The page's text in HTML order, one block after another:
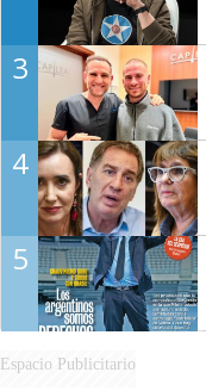
3
4
5
Espacio Publicitario